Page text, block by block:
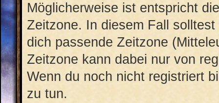
Möglicherweise ist entspricht
Zeitzone. In diesem Fall solltest
dich passende Zeitzone
Zeitzone kann dabei nur von
Wenn du noch nicht registriert
zu tun.